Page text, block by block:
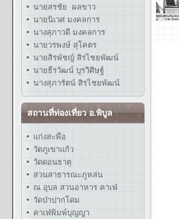
นายสรชัย ผลขาว
นายนิเวศ มงคลการ
นางสุภาวดี มงคลการ
นายวรพงษ์ สุโคตร
นายสิรพัชญ์ สิรไชยพัฒน์
นายธีรวัฒน์ บุรวิศิษฐ์
นางสุภารัตน์ สิรไชยพัฒน์
สถานที่ท่องเที่ยว อ.พิบูล
แก่งสะพือ
วัดภูเขาแก้ว
วัดดอนธาตุ
สวนสาธารณะภูหล่น
ณ.อุบล สวนอาหาร คาเฟ่
วัดป่าปากโดม
คาเฟ่พิมพ์บุญญา